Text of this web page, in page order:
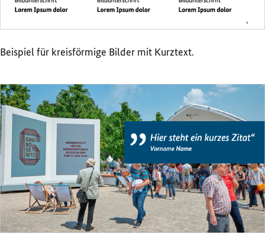
Beispiel für kreisförmige Bilder mit Kurztext.